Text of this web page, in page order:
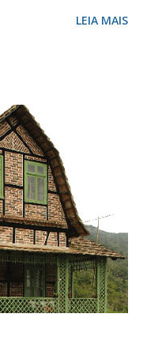
que ocorrem na
negócio
se informar descobriu
individual ou coletiva,
Lacan) Um ato
são repetições
a pessoa
Não é pouco
inteira sem produzir
d...
LEIA MAIS